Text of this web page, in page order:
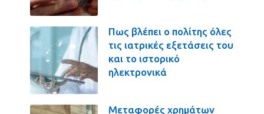
Πως βλέπει ο πολίτης όλες
τις ιατρικές εξετάσεις του
και το ιστορικό
ηλεκτρονικά
Μεταφορές χρημάτων